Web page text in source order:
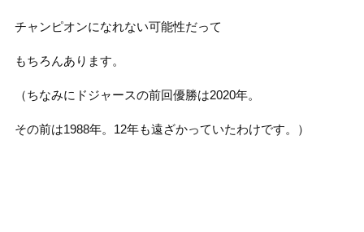
チャンピオンになれない可能性だって
もちろんあります。
（ちなみにドジャースの前回優勝は2020年。
その前は1988年。12年も遠ざかっていたわけです。）